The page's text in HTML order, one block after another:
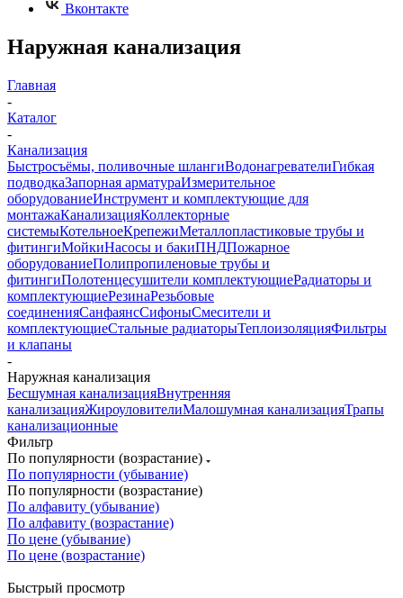
Вконтакте
Наружная канализация
Главная
-
Каталог
-
Канализация
Быстросъёмы, поливочные шлангиВодонагревателиГибкая
подводкаЗапорная арматураИзмерительное
оборудованиеИнструмент и комплектующие для
монтажаКанализацияКоллекторные
системыКотельноеКрепежиМеталлопластиковые трубы и
фитингиМойкиНасосы и бакиПНДПожарное
оборудованиеПолипропиленовые трубы и
фитингиПолотенцесушители комплектующиеРадиаторы и
комплектующиеРезинаРезьбовые
соединенияСанфаянсСифоныСмесители и
комплектующиеСтальные радиаторыТеплоизоляцияФильтры
и клапаны
-
Наружная канализация
Бесшумная канализацияВнутренняя
канализацияЖироуловителиМалошумная канализацияТрапы
канализационные
Фильтр
По популярности (возрастание)
По популярности (убывание)
По популярности (возрастание)
По алфавиту (убывание)
По алфавиту (возрастание)
По цене (убывание)
По цене (возрастание)
Быстрый просмотр